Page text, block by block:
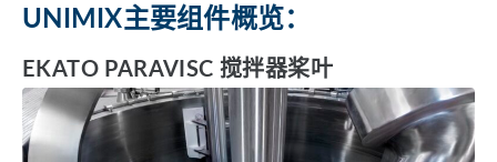
UNIMIX主要组件概览：
EKATO PARAVISC 搅拌器桨叶